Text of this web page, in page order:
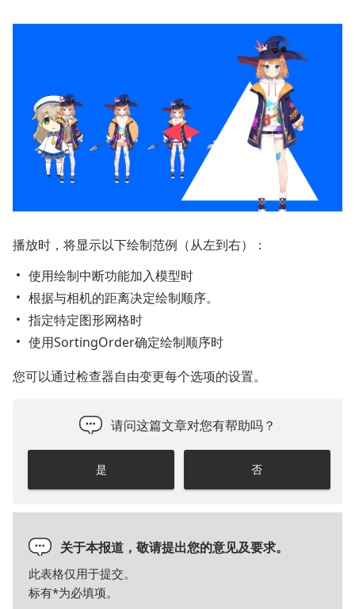
播放时，将显示以下绘制范例（从左到右）：
使用绘制中断功能加入模型时
根据与相机的距离决定绘制顺序。
指定特定图形网格时
使用SortingOrder确定绘制顺序时
您可以通过检查器自由变更每个选项的设置。
请问这篇文章对您有帮助吗？
是 否
关于本报道，敬请提出您的意见及要求。
此表格仅用于提交。
标有*为必填项。